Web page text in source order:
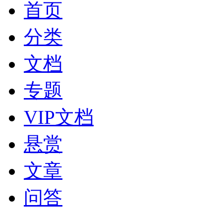
首页
分类
文档
专题
VIP文档
悬赏
文章
问答